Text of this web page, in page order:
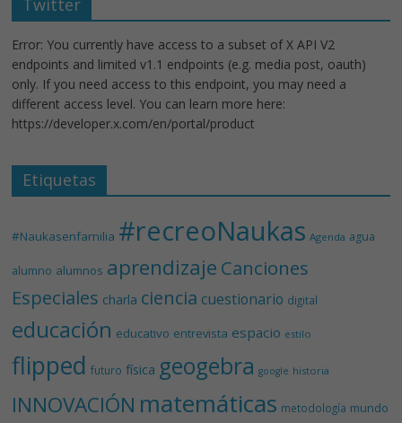
Twitter
Error: You currently have access to a subset of X API V2
endpoints and limited v1.1 endpoints (e.g. media post, oauth)
only. If you need access to this endpoint, you may need a
different access level. You can learn more here:
https://developer.x.com/en/portal/product
Etiquetas
#Naukasenfamilia #recreoNaukas Agenda agua
alumno alumnos aprendizaje Canciones
Especiales charla ciencia cuestionario digital
educación educativo entrevista espacio estilo
flipped futuro física geogebra google historia
INNOVACIÓN matemáticas metodología mundo